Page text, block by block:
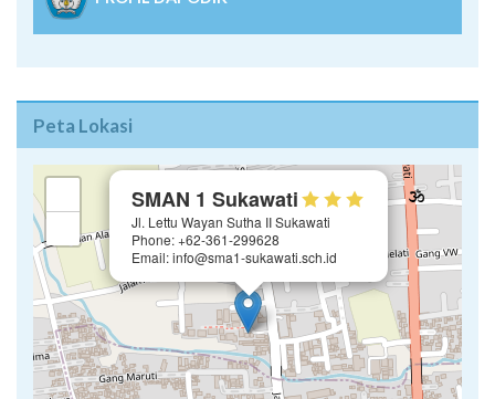
PROFIL DAPODIK
Peta Lokasi
SMAN 1 Sukawati
Jl. Lettu Wayan Sutha II Sukawati
Phone: +62-361-299628
Email: info@sma1-sukawati.sch.id